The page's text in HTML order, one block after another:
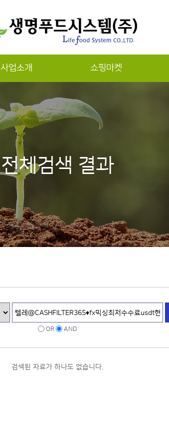
사업소개 쇼핑마켓
전체검색 결과
OR AND
검색된 자료가 하나도 없습니다.